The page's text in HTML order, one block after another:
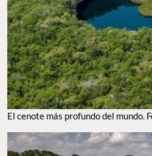
El cenote más profundo del mundo.